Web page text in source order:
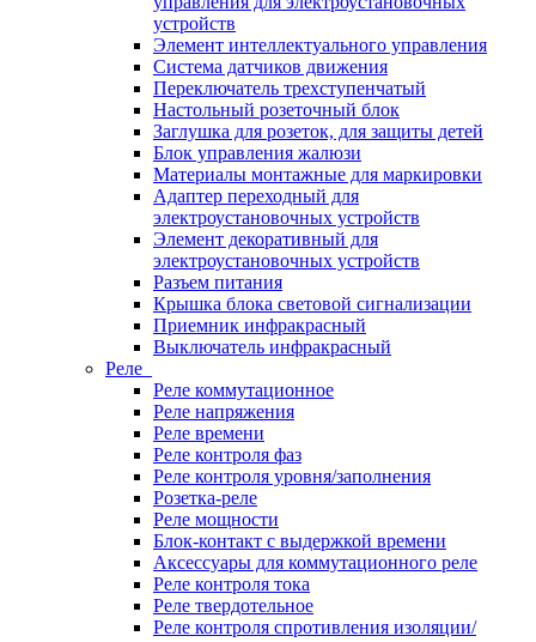
устройств
Элемент интеллектуального управления
Система датчиков движения
Переключатель трехступенчатый
Настольный розеточный блок
Заглушка для розеток, для защиты детей
Блок управления жалюзи
Материалы монтажные для маркировки
Адаптер переходный для
электроустановочных устройств
Элемент декоративный для
электроустановочных устройств
Разъем питания
Крышка блока световой сигнализации
Приемник инфракрасный
Выключатель инфракрасный
Реле
Реле коммутационное
Реле напряжения
Реле времени
Реле контроля фаз
Реле контроля уровня/заполнения
Розетка-реле
Реле мощности
Блок-контакт с выдержкой времени
Аксессуары для коммутационного реле
Реле контроля тока
Реле твердотельное
Реле контроля спротивления изоляции/